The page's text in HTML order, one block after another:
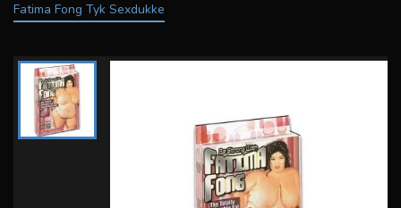
Fatima Fong Tyk Sexdukke